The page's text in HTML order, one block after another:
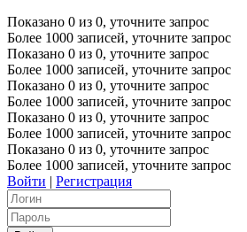
Показано 0 из 0, уточните запрос
Более 1000 записей, уточните запрос
Показано 0 из 0, уточните запрос
Более 1000 записей, уточните запрос
Показано 0 из 0, уточните запрос
Более 1000 записей, уточните запрос
Показано 0 из 0, уточните запрос
Более 1000 записей, уточните запрос
Показано 0 из 0, уточните запрос
Более 1000 записей, уточните запрос
Войти | Регистрация